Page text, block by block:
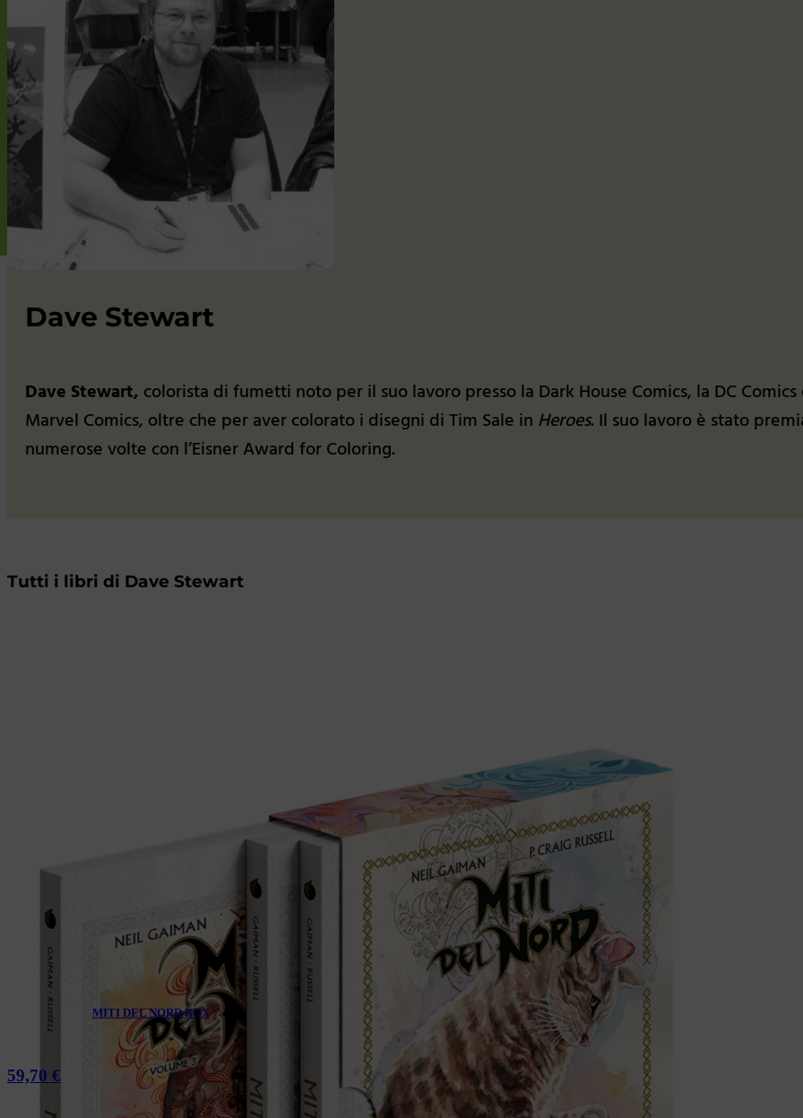
Dave Stewart
Dave Stewart, colorista di fumetti noto per il suo lavoro presso la Dark House Comics, la DC Comics
Marvel Comics, oltre che per aver colorato i disegni di Tim Sale in Heroes. Il suo lavoro è stato
numerose volte con l’Eisner Award for Coloring.
Tutti i libri di Dave Stewart
MITI DEL NORD BOX
59,70 €